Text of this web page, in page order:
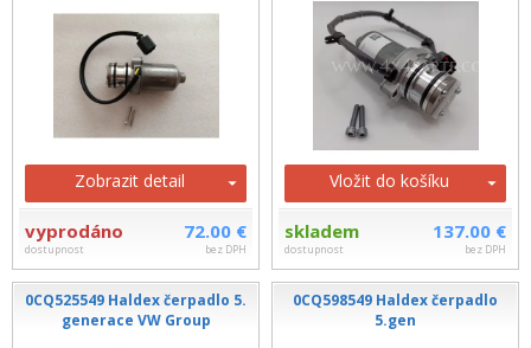
Zobrazit detail
vyprodáno
dostupnost
72.00 €
bez DPH
Vložit do košíku
skladem
dostupnost
137.00 €
bez DPH
0CQ525549 Haldex čerpadlo 5.
generace VW Group
0CQ598549 Haldex čerpadlo
5.gen